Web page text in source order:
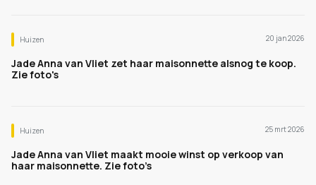
Huizen 20 jan 2026
Jade Anna van Vliet zet haar maisonnette alsnog te koop.
Zie foto's
Huizen 25 mrt 2026
Jade Anna van Vliet maakt mooie winst op verkoop van
haar maisonnette. Zie foto’s